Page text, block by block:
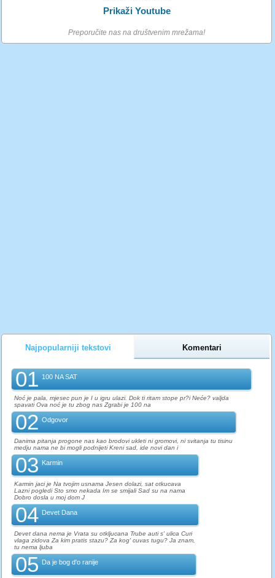
Prikaži Youtube
Preporučite nas na društvenim mrežama!
Najpopularniji tekstovi Komentari
01 100 NA SAT
Noć je pala, mjesec pun je I u igru ulazi. Dok ti ritam stope pr?i Neće? valjda
spavati Ova noć je tu zbog nas Zgrabi je 100 na
02 Odgovor
Danima pitanja progone nas kao brodovi ukleti ni gromovi, ni svitanja tu tisinu
medju nama ne bi mogli podnijeti Kreni sad, ide novi dan i
03 Karmin
Karmin jaci je Na tvojim usnama Jesen dolazi, sat otkucava
Lazni pogledi Sto smo nekada Im se smijali Sad su na nama
Dobro dosla u moj dom J
04 Devet Dana
Devet dana nema je Vrata su otkljucana Trube auti s' ulica Curi
vlaga zidova Za kim pratis stazu? Za kog' cuvas tugu? Ja znam,
tu nema ljuba
05 Da je bog d'o ranije